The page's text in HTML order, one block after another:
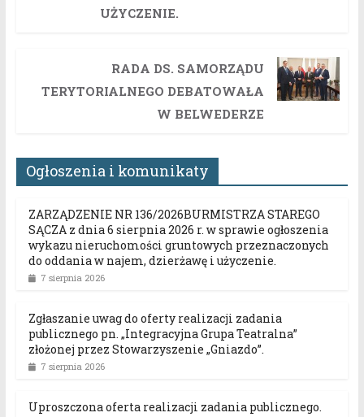
UŻYCZENIE.
RADA DS. SAMORZĄDU
TERYTORIALNEGO DEBATOWAŁA
W BELWEDERZE
Ogłoszenia i komunikaty
ZARZĄDZENIE NR 136/2026BURMISTRZA STAREGO
SĄCZA z dnia 6 sierpnia 2026 r. w sprawie ogłoszenia
wykazu nieruchomości gruntowych przeznaczonych
do oddania w najem, dzierżawę i użyczenie.
7 sierpnia 2026
Zgłaszanie uwag do oferty realizacji zadania
publicznego pn. „Integracyjna Grupa Teatralna”
złożonej przez Stowarzyszenie „Gniazdo”.
7 sierpnia 2026
Uproszczona oferta realizacji zadania publicznego.